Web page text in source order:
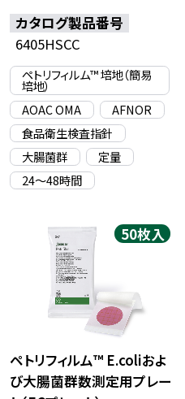
カタログ製品番号
6405HSCC
ペトリフィルム™ 培地（簡易
培地）
AOAC OMA
AFNOR
食品衛生検査指針
大腸菌群
定量
24〜48時間
50枚入
ペトリフィルム™ E.coliおよ
び大腸菌群数測定用プレー